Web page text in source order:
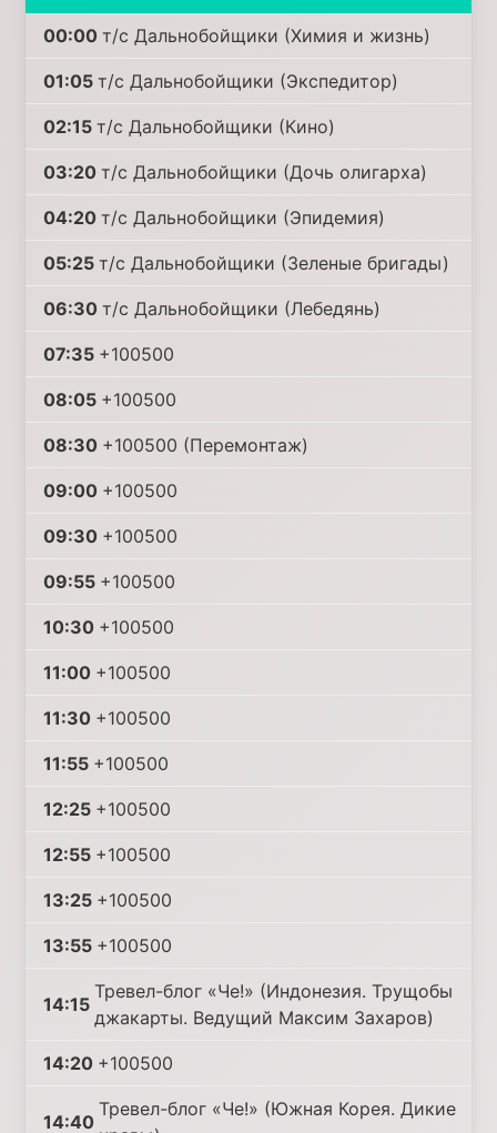
00:00 т/с Дальнобойщики (Химия и жизнь)
01:05 т/с Дальнобойщики (Экспедитор)
02:15 т/с Дальнобойщики (Кино)
03:20 т/с Дальнобойщики (Дочь олигарха)
04:20 т/с Дальнобойщики (Эпидемия)
05:25 т/с Дальнобойщики (Зеленые бригады)
06:30 т/с Дальнобойщики (Лебедянь)
07:35 +100500
08:05 +100500
08:30 +100500 (Перемонтаж)
09:00 +100500
09:30 +100500
09:55 +100500
10:30 +100500
11:00 +100500
11:30 +100500
11:55 +100500
12:25 +100500
12:55 +100500
13:25 +100500
13:55 +100500
14:15
Тревел-блог «Че!» (Индонезия. Трущобы
джакарты. Ведущий Максим Захаров)
14:20 +100500
14:40
Тревел-блог «Че!» (Южная Корея. Дикие